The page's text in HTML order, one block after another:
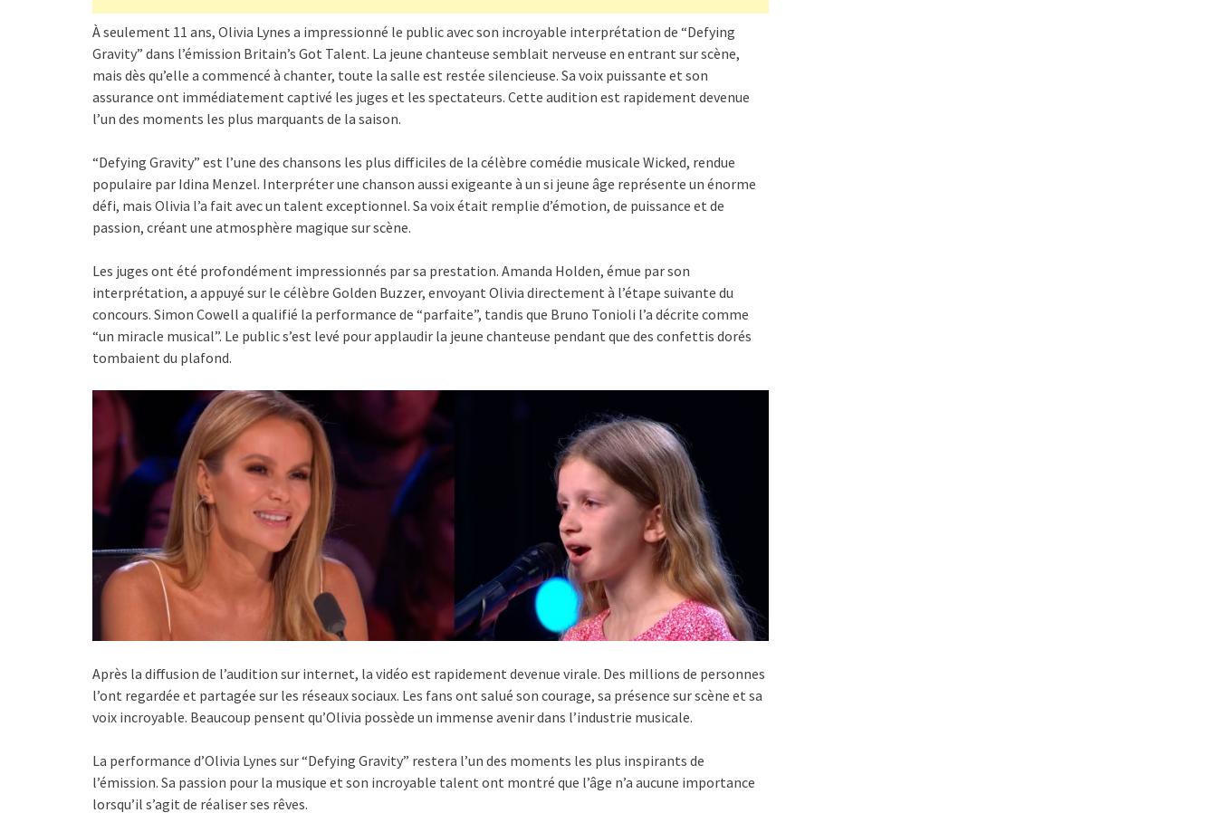
À seulement 11 ans, Olivia Lynes a impressionné le public avec son incroyable interprétation de “Defying
Gravity” dans l’émission Britain’s Got Talent. La jeune chanteuse semblait nerveuse en entrant sur scène,
mais dès qu’elle a commencé à chanter, toute la salle est restée silencieuse. Sa voix puissante et son
assurance ont immédiatement captivé les juges et les spectateurs. Cette audition est rapidement devenue
l’un des moments les plus marquants de la saison.
“Defying Gravity” est l’une des chansons les plus difficiles de la célèbre comédie musicale Wicked, rendue
populaire par Idina Menzel. Interpréter une chanson aussi exigeante à un si jeune âge représente un énorme
défi, mais Olivia l’a fait avec un talent exceptionnel. Sa voix était remplie d’émotion, de puissance et de
passion, créant une atmosphère magique sur scène.
Les juges ont été profondément impressionnés par sa prestation. Amanda Holden, émue par son
interprétation, a appuyé sur le célèbre Golden Buzzer, envoyant Olivia directement à l’étape suivante du
concours. Simon Cowell a qualifié la performance de “parfaite”, tandis que Bruno Tonioli l’a décrite comme
“un miracle musical”. Le public s’est levé pour applaudir la jeune chanteuse pendant que des confettis dorés
tombaient du plafond.
Après la diffusion de l’audition sur internet, la vidéo est rapidement devenue virale. Des millions de personnes
l’ont regardée et partagée sur les réseaux sociaux. Les fans ont salué son courage, sa présence sur scène et sa
voix incroyable. Beaucoup pensent qu’Olivia possède un immense avenir dans l’industrie musicale.
La performance d’Olivia Lynes sur “Defying Gravity” restera l’un des moments les plus inspirants de
l’émission. Sa passion pour la musique et son incroyable talent ont montré que l’âge n’a aucune importance
lorsqu’il s’agit de réaliser ses rêves.